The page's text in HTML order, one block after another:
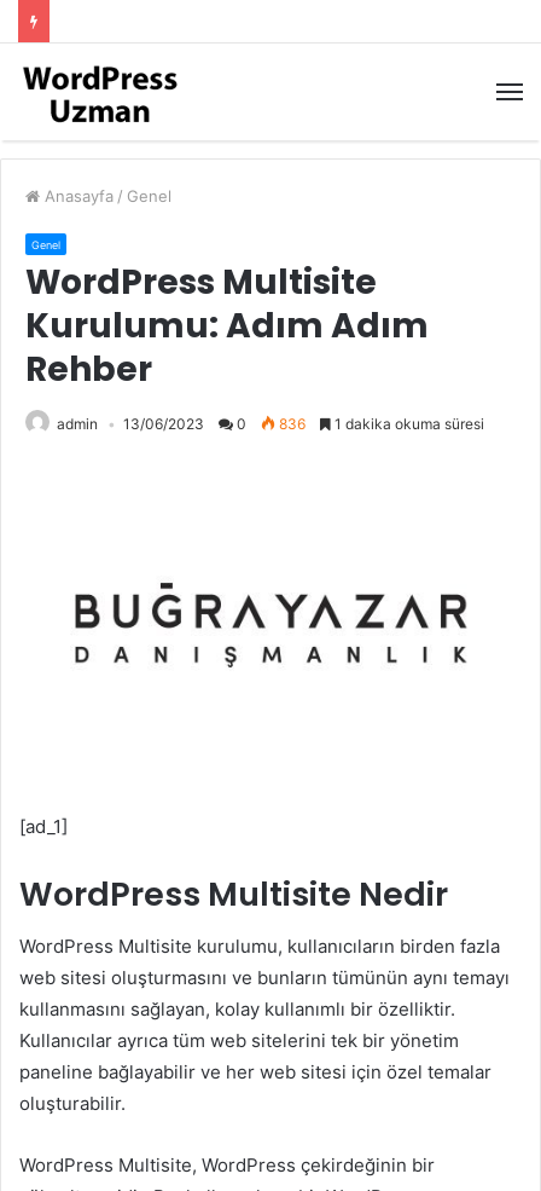
Anasayfa / Genel
Genel
WordPress Multisite
Kurulumu: Adım Adım
Rehber
admin 13/06/2023 0 836 1 dakika okuma süresi
[ad_1]
WordPress Multisite Nedir
WordPress Multisite kurulumu, kullanıcıların birden fazla
web sitesi oluşturmasını ve bunların tümünün aynı temayı
kullanmasını sağlayan, kolay kullanımlı bir özelliktir.
Kullanıcılar ayrıca tüm web sitelerini tek bir yönetim
paneline bağlayabilir ve her web sitesi için özel temalar
oluşturabilir.
WordPress Multisite, WordPress çekirdeğinin bir